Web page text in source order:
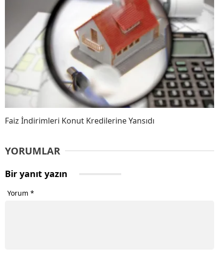
Faiz İndirimleri Konut Kredilerine Yansıdı
YORUMLAR
Bir yanıt yazın
Yorum *